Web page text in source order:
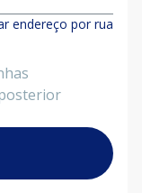
endereço por rua